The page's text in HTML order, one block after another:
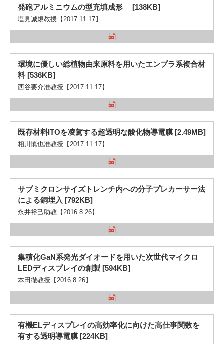
発砲アルミニウムの型充填成形 [138KB]
塩見誠規教授【2017.11.17】
環境に優しい総植物由来原料を用いたエンプラ系複合材
料 [536KB]
西谷要介准教授【2017.11.17】
既存材料ITOを凌駕する超透明な酸化物導電膜 [2.49MB]
相川慎也准教授【2017.11.17】
サブミクロンサイズトレンチ内への分子プレカーサー法
による銅埋入 [792KB]
永井裕己助教【2016.8.26】
集積化GaN系発光ダイオードを用いた次世代マイクロ
LEDディスプレイの創製 [594KB]
本田徹教授【2016.8.26】
有機ELディスプレイの高効率化に向けた高仕事関数を
有する透明導電膜 [224KB]